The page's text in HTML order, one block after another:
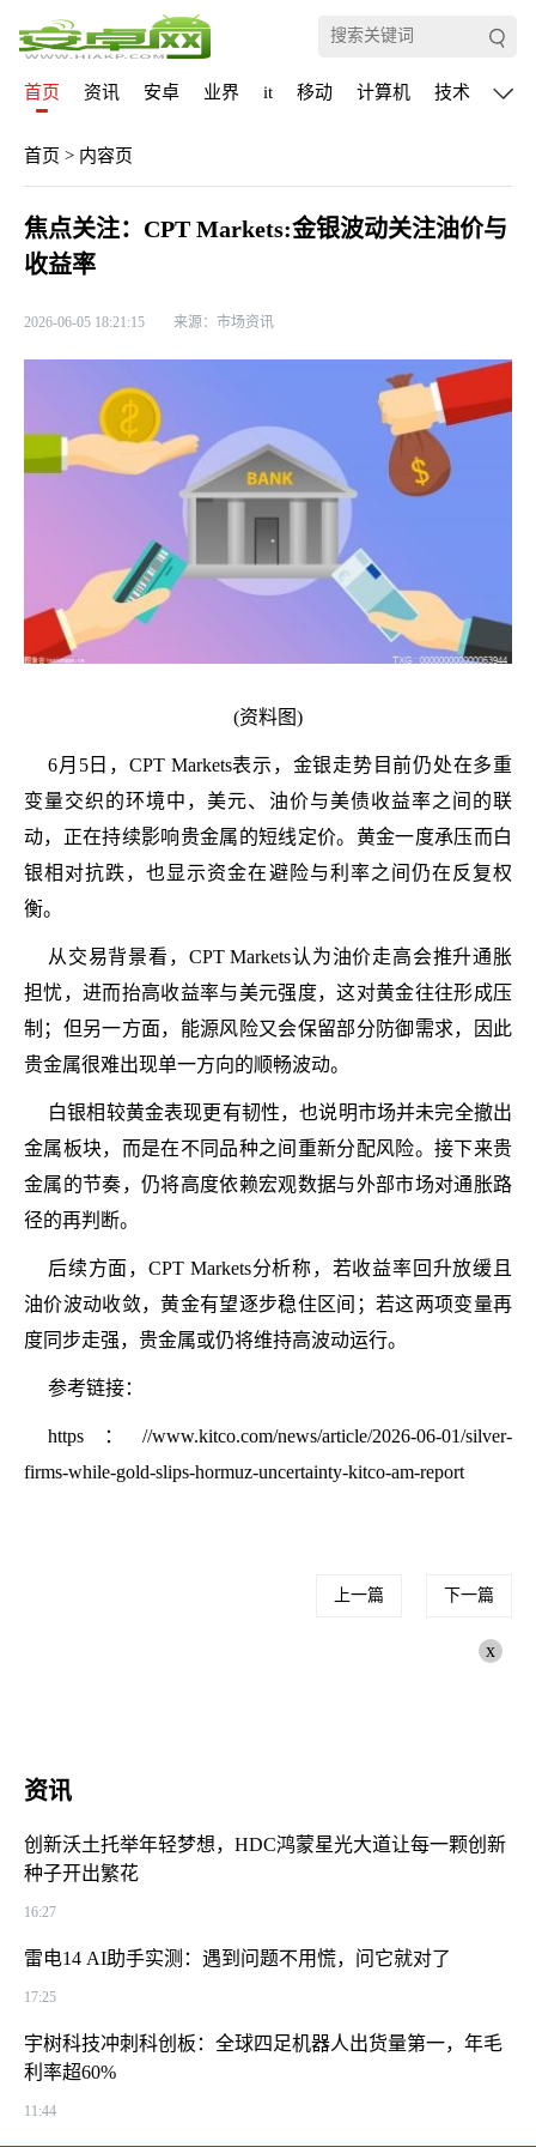
首页 资讯 安卓 业界 it 移动 计算机 技术 通信
首页 > 内容页
焦点关注：CPT Markets:金银波动关注油价与
收益率
2026-06-05 18:21:15 来源：市场资讯
(资料图)
6月5日，CPT Markets表示，金银走势目前仍处在多重
变量交织的环境中，美元、油价与美债收益率之间的联
动，正在持续影响贵金属的短线定价。黄金一度承压而白
银相对抗跌，也显示资金在避险与利率之间仍在反复权
衡。
从交易背景看，CPT Markets认为油价走高会推升通胀
担忧，进而抬高收益率与美元强度，这对黄金往往形成压
制；但另一方面，能源风险又会保留部分防御需求，因此
贵金属很难出现单一方向的顺畅波动。
白银相较黄金表现更有韧性，也说明市场并未完全撤出
金属板块，而是在不同品种之间重新分配风险。接下来贵
金属的节奏，仍将高度依赖宏观数据与外部市场对通胀路
径的再判断。
后续方面，CPT Markets分析称，若收益率回升放缓且
油价波动收敛，黄金有望逐步稳住区间；若这两项变量再
度同步走强，贵金属或仍将维持高波动运行。
参考链接：
https：//www.kitco.com/news/article/2026-06-01/silver-
firms-while-gold-slips-hormuz-uncertainty-kitco-am-report
上一篇 下一篇
x
资讯
创新沃土托举年轻梦想，HDC鸿蒙星光大道让每一颗创新
种子开出繁花
16:27
雷电14 AI助手实测：遇到问题不用慌，问它就对了
17:25
宇树科技冲刺科创板：全球四足机器人出货量第一，年毛
利率超60%
11:44